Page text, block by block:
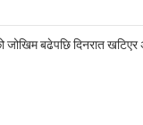
जोखिम बढेपछि दिनरात खटिएर